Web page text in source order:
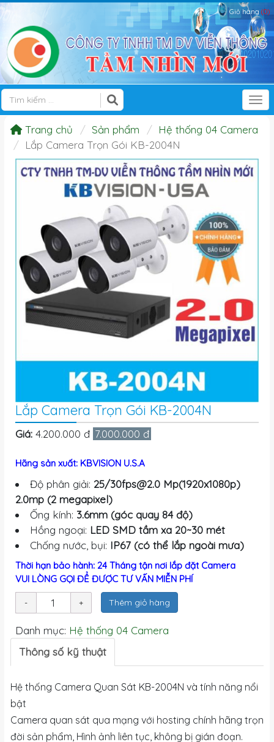
Giỏ hàng (0)
Trang chủ Sản phẩm
Hệ thống 04 Camera
Lắp Camera Trọn Gói KB-2004N
Lắp Camera Trọn Gói KB-2004N
Giá: 4.200.000 đ 7.000.000 đ
Hãng sản xuất: KBVISION U.S.A
Độ phân giải: 25/30fps@2.0 Mp(1920x1080p)
2.0mp (2 megapixel)
Ống kính: 3.6mm (góc quay 84 độ)
Hồng ngoại: LED SMD tầm xa 20~30 mét
Chống nước, bụi: IP67 (có thể lắp ngoài mưa)
Thời hạn bảo hành: 24 Tháng tận nơi lắp đặt Camera
VUI LÒNG GỌI ĐỂ ĐƯỢC TƯ VẤN MIỄN PHÍ
Thêm giỏ hàng
Danh mục: Hệ thống 04 Camera
Thông số kỹ thuật
Hệ thống Camera Quan Sát KB-2004N và tính năng nổi
bật
Camera quan sát qua mạng với hosting chính hãng trọn
đời sản phẩm, Hình ảnh liên tục, không bị gián đoạn.